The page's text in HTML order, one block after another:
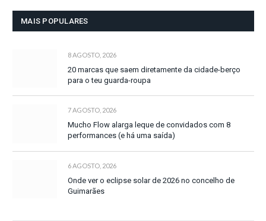
MAIS POPULARES
8 AGOSTO, 2026
20 marcas que saem diretamente da cidade-berço
para o teu guarda-roupa
7 AGOSTO, 2026
Mucho Flow alarga leque de convidados com 8
performances (e há uma saída)
6 AGOSTO, 2026
Onde ver o eclipse solar de 2026 no concelho de
Guimarães